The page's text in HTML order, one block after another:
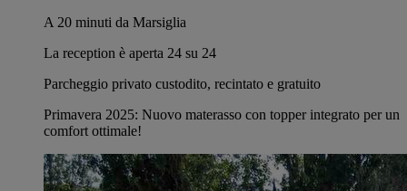
A 20 minuti da Marsiglia
La reception è aperta 24 su 24
Parcheggio privato custodito, recintato e gratuito
Primavera 2025: Nuovo materasso con topper integrato per un
comfort ottimale!